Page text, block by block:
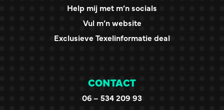
Help mij met m’n socials
Vul m’n website
Exclusieve Texelinformatie deal
CONTACT
06 – 534 209 93